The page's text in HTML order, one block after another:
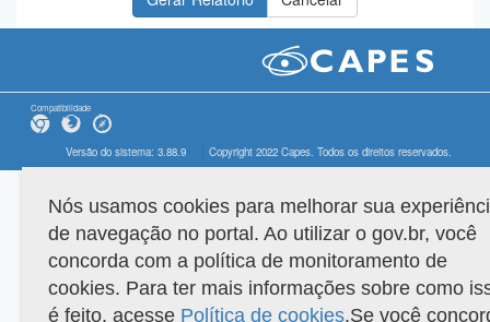
Compatibilidade
Versão do sistema: 3.88.9 Copyright 2022 Capes. Todos os direitos reservados.
Nós usamos cookies para melhorar sua
de navegação no portal. Ao utilizar o gov.br, você
concorda com a política de monitoramento de
cookies. Para ter mais informações sobre como
é feito, acesse Política de cookies.Se você